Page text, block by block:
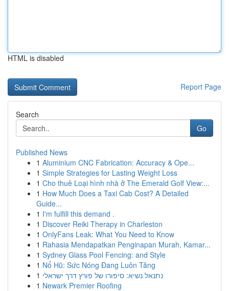
HTML is disabled
Report Page
Search
Go
Published News
1 Aluminium CNC Fabrication: Accuracy & Ope...
1 Simple Strategies for Lasting Weight Loss
1 Cho thuê Loại hình nhà ở The Emerald Golf View:...
1 How Much Does a Taxi Cab Cost? A Detailed
Guide...
1 I'm fulfill this demand .
1 Discover Reiki Therapy in Charleston
1 OnlyFans Leak: What You Need to Know
1 Rahasia Mendapatkan Penginapan Murah, Kamar...
1 Sydney Glass Pool Fencing: and Style
1 Nổ Hũ: Sức Nóng Đang Luôn Tăng
1 נתנאל נשיא: סיפורו של פורץ דרך ישראלי
1 Newark Premier Roofing